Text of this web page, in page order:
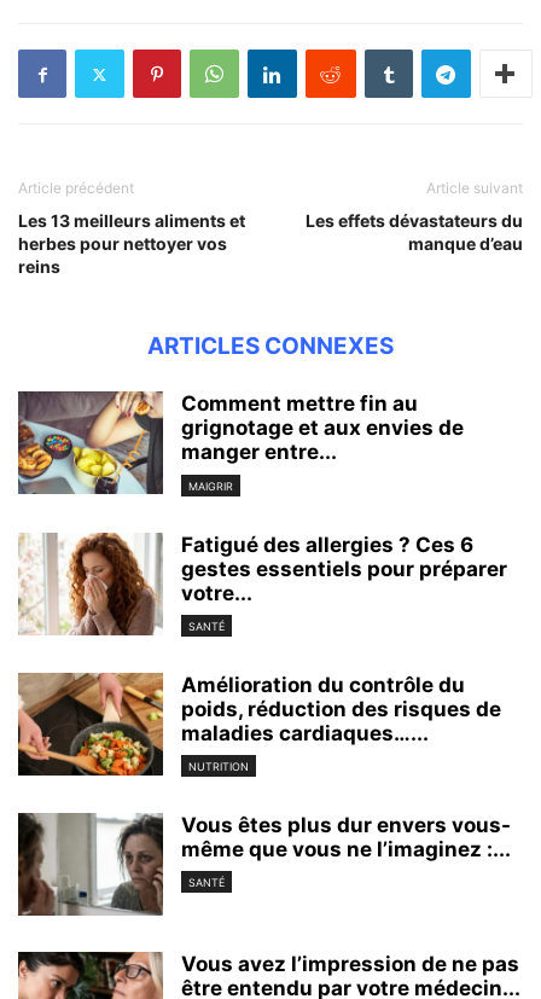
Article précédent
Les 13 meilleurs aliments et
herbes pour nettoyer vos
reins
Article suivant
Les effets dévastateurs du
manque d’eau
ARTICLES CONNEXES
Comment mettre fin au
grignotage et aux envies de
manger entre...
MAIGRIR
Fatigué des allergies ? Ces 6
gestes essentiels pour préparer
votre...
SANTÉ
Amélioration du contrôle du
poids, réduction des risques de
maladies cardiaques…...
NUTRITION
Vous êtes plus dur envers vous-
même que vous ne l’imaginez :...
SANTÉ
Vous avez l’impression de ne pas
être entendu par votre médecin...